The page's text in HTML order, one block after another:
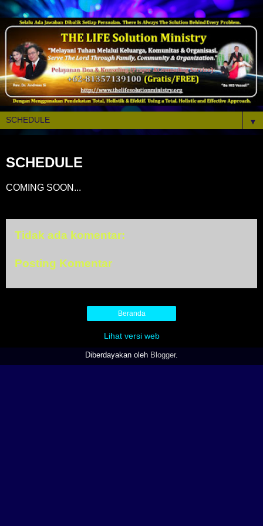
▼
SCHEDULE
COMING SOON...
Tidak ada komentar:
Posting Komentar
Beranda
Lihat versi web
Diberdayakan oleh Blogger.